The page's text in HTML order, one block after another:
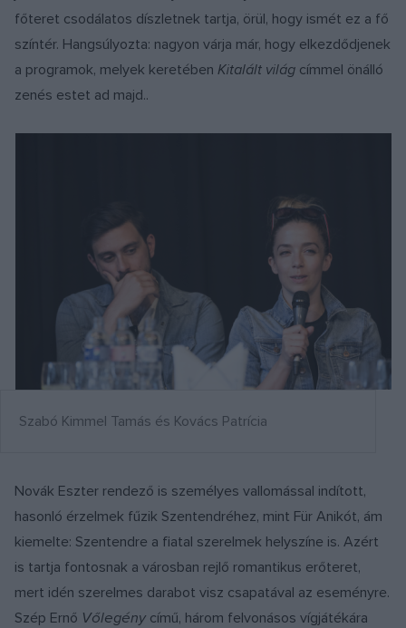
főteret csodálatos díszletnek tartja, örül, hogy ismét ez a fő
színtér. Hangsúlyozta: nagyon várja már, hogy elkezdődjenek
a programok, melyek keretében Kitalált világ címmel önálló
zenés estet ad majd..
Szabó Kimmel Tamás és Kovács Patrícia
Novák Eszter rendező is személyes vallomással indított,
hasonló érzelmek fűzik Szentendréhez, mint Für Anikót, ám
kiemelte: Szentendre a fiatal szerelmek helyszíne is. Azért
is tartja fontosnak a városban rejlő romantikus erőteret,
mert idén szerelmes darabot visz csapatával az eseményre.
Szép Ernő Vőlegény című, három felvonásos vígjátékára